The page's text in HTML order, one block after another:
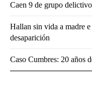
Caen 9 de grupo
Hallan sin vida a madre
desaparición
Caso Cumbres: 20 años